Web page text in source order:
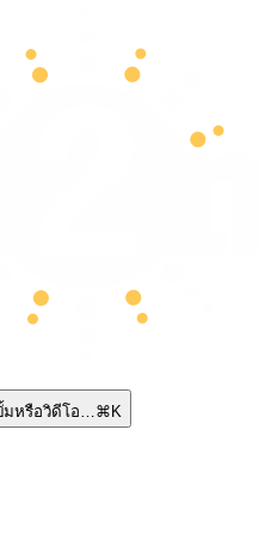
มหรือวิดีโอ…⌘K